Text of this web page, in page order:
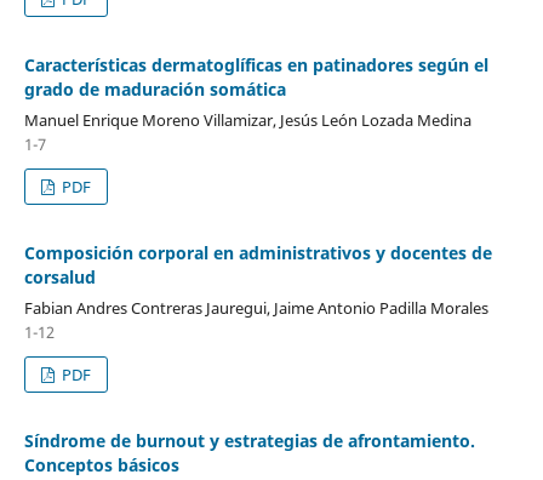
Características dermatoglíficas en patinadores según el
grado de maduración somática
Manuel Enrique Moreno Villamizar, Jesús León Lozada Medina
1-7
PDF
Composición corporal en administrativos y docentes de
corsalud
Fabian Andres Contreras Jauregui, Jaime Antonio Padilla Morales
1-12
PDF
Síndrome de burnout y estrategias de afrontamiento.
Conceptos básicos